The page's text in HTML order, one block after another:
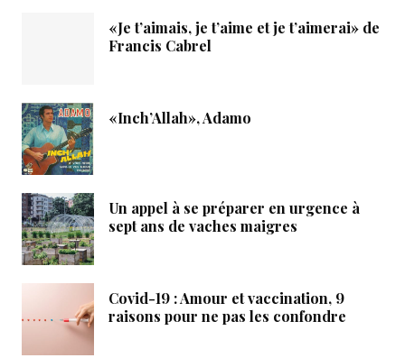
«Je t’aimais, je t’aime et je t’aimerai» de
Francis Cabrel
«Inch’Allah», Adamo
Un appel à se préparer en urgence à
sept ans de vaches maigres
Covid-19 : Amour et vaccination, 9
raisons pour ne pas les confondre